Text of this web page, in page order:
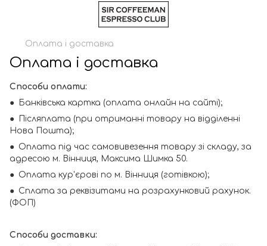
Оплата і доставка
Оплата і доставка
Способи оплати:
● Банківська картка (оплата онлайн на сайті);
● Післяплата (при отриманні товару на відділенні
Нова Пошта);
● Оплата під час самовивезення товару зі складу, за
адресою м. Вінниця, Максима Шимка 50.
● Оплата кур'єрові по м. Вінниця (готівкою);
● Сплата за реквізитами на розрахунковий рахунок.
(ФОП)
Способи доставки: